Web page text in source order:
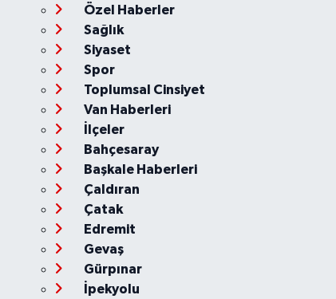
Özel Haberler
Sağlık
Siyaset
Spor
Toplumsal Cinsiyet
Van Haberleri
İlçeler
Bahçesaray
Başkale Haberleri
Çaldıran
Çatak
Edremit
Gevaş
Gürpınar
İpekyolu